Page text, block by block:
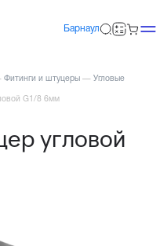
Барнаул
Фитинги и штуцеры — Угловые
G1/8 6мм
угловой